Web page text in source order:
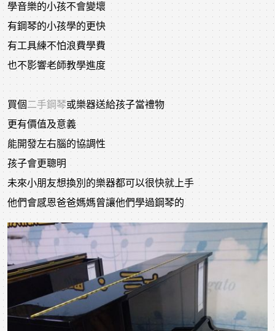
學音樂的小孩不會變壞
有鋼琴的小孩學的更快
有工具練不怕浪費學費
也不影響老師教學進度
買個二手鋼琴或樂器送給孩子當禮物
更有價值及意義
能開發左右腦的協調性
孩子會更聰明
未來小朋友想換別的樂器都可以很快就上手
他們會感恩爸爸媽媽曾讓他們學過鋼琴的